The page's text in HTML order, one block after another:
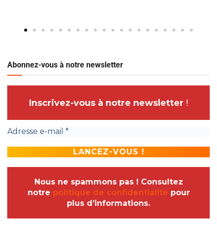
Abonnez-vous à notre newsletter
Inscrivez-vous à notre newsletter !
Nous ne spammons pas ! Consultez
notre politique de confidentialité pour
plus d’informations.